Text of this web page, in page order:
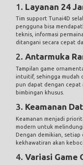
1. Layanan 24
Tim support Tunai4D
pengguna bisa
teknis, informasi
ditangani secara cepat
2. Antarmuka
Tampilan game
intuitif, sehingga mudah
pun dapat dengan cepat
bimbingan khusus.
3. Keamanan
Keamanan menjadi
modern untuk
Dengan demikian,
kekhawatiran akan
4. Variasi Game